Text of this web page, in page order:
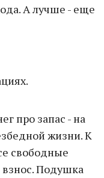
А лучше - еще
про запас - на
жизни. К
свободные
взнос. Подушка